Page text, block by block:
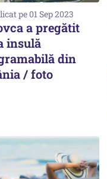
pe 01 Sep 2023
a pregătit
insulă
din
/ foto